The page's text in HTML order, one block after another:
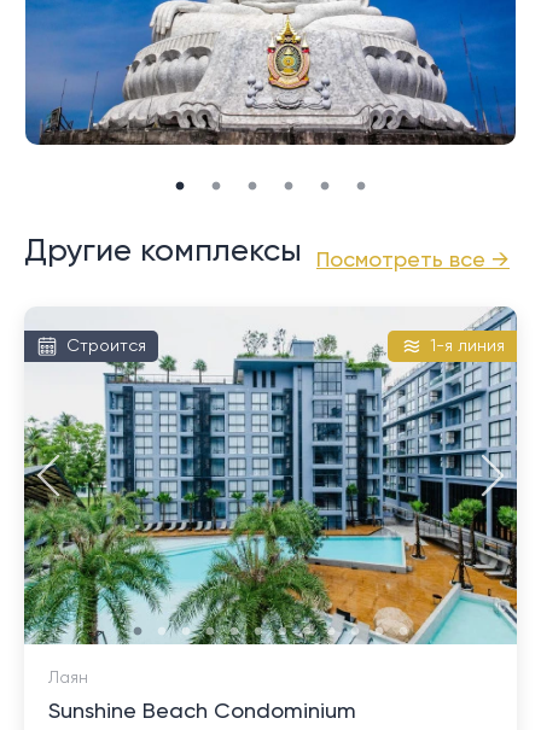
Это очень близко к живописному месту номер один
на Пхукете, смотровой площадке мыса Промтхеп.
Он славится потрясающими закатами в обрамлении
великолепных пейзажей и сахарных пальм.
И Най Харн, и Раваи предлагают на продажу
бассейном и кондоминиумы. Доступные для выбора
ценовых категорий, они, как правило, дешевле по
сравнению с направлениями на северном и
западном побережье.
Посмотреть все →
Другие комплексы
Строится 1-я линия
Лаян
Sunshine Beach Condominium